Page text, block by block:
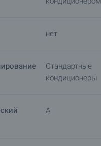
нет
Стандартные
кондиционеры
A